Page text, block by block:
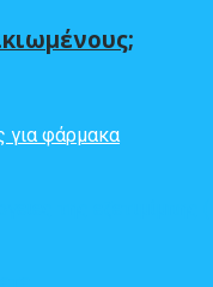
για φάρμακα